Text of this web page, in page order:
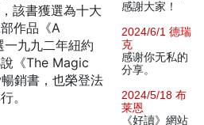
該書獲選為十大
作品《A
九九二年紐約
《The Magic
銷書，也榮登法
。
感謝大家！
2024/6/1 德瑞
克
感谢你无私的
分享。
2024/5/18 布
莱恩
《好讀》網站